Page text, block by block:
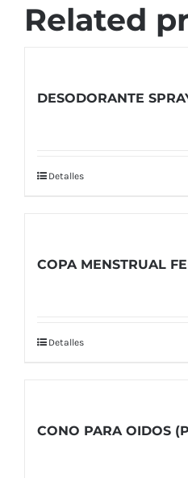
Related
DESODORANTE
Detalles
COPA MENSTRUAL
Detalles
CONO PARA OIDOS